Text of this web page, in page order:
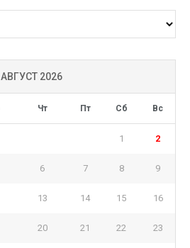
АВГУСТ 2026
Чт Пт Сб Вс
1 2
6 7 8 9
13 14 15 16
20 21 22 23